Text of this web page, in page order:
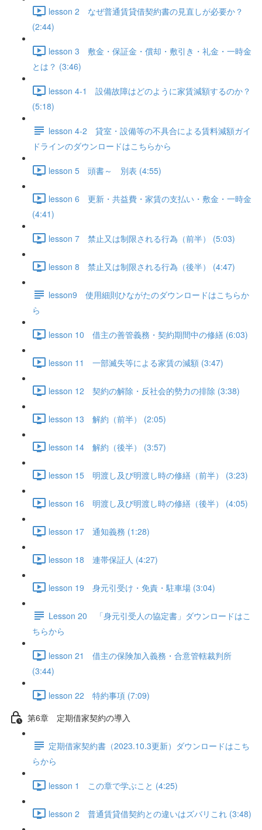
lesson 2 なぜ普通賃貸借契約書の見直しが必要か？
(2:44)
lesson 3 敷金・保証金・償却・敷引き・礼金・一時金
とは？ (3:46)
lesson 4-1 設備故障はどのように家賃減額するのか？
(5:18)
lesson 4-2 貸室・設備等の不具合による賃料減額ガイ
ドラインのダウンロードはこちらから
lesson 5 頭書～ 別表 (4:55)
lesson 6 更新・共益費・家賃の支払い・敷金・一時金
(4:41)
lesson 7 禁止又は制限される行為（前半） (5:03)
lesson 8 禁止又は制限される行為（後半） (4:47)
lesson9 使用細則ひながたのダウンロードはこちらか
ら
lesson 10 借主の善管義務・契約期間中の修繕 (6:03)
lesson 11 一部滅失等による家賃の減額 (3:47)
lesson 12 契約の解除・反社会的勢力の排除 (3:38)
lesson 13 解約（前半） (2:05)
lesson 14 解約（後半） (3:57)
lesson 15 明渡し及び明渡し時の修繕（前半） (3:23)
lesson 16 明渡し及び明渡し時の修繕（後半） (4:05)
lesson 17 通知義務 (1:28)
lesson 18 連帯保証人 (4:27)
lesson 19 身元引受け・免責・駐車場 (3:04)
Lesson 20 「身元引受人の協定書」ダウンロードはこ
ちらから
lesson 21 借主の保険加入義務・合意管轄裁判所
(3:44)
lesson 22 特約事項 (7:09)
第6章 定期借家契約の導入
定期借家契約書（2023.10.3更新）ダウンロードはこち
らから
lesson 1 この章で学ぶこと (4:25)
lesson 2 普通賃貸借契約との違いはズバリこれ (3:48)